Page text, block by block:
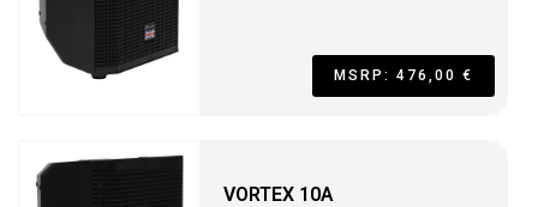
MSRP: 476,00 €
VORTEX 10A